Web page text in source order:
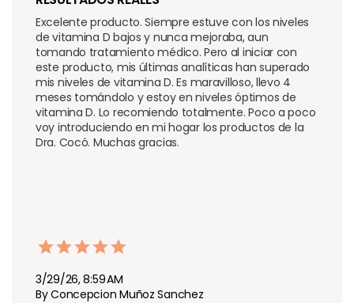
Excelente producto. Siempre estuve con los niveles
de vitamina D bajos y nunca mejoraba, aun
tomando tratamiento médico. Pero al iniciar con
este producto, mis últimas analíticas han superado
mis niveles de vitamina D. Es maravilloso, llevo 4
meses tomándolo y estoy en niveles óptimos de
vitamina D. Lo recomiendo totalmente. Poco a poco
voy introduciendo en mi hogar los productos de la
Dra. Cocó. Muchas gracias.
3/29/26, 8:59 AM
By Concepcion Muñoz Sanchez